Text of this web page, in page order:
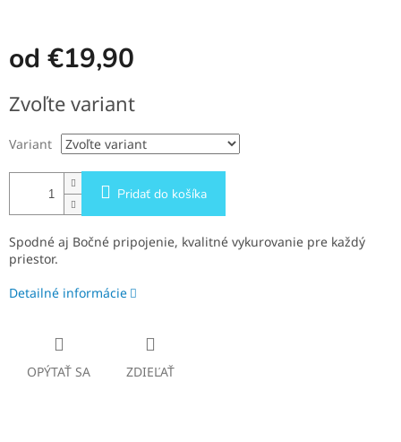
od €19,90
cena:
Zvoľte variant
Variant
Pridať do košíka
Spodné aj Bočné pripojenie, kvalitné vykurovanie pre každý
priestor.
Detailné informácie
OPÝTAŤ SA ZDIEĽAŤ